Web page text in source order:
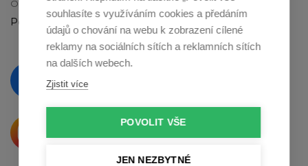
souhlasíte s využíváním cookies a předáním
údajů o chování na webu k zobrazení cílené
reklamy na sociálních sítích a reklamních sítích
na dalších webech.
Zjistit více
POVOLIT VŠE
JEN NEZBYTNÉ
OTEVÍRACÍ DOBA
Po - Pá: 9:00 - 12:00 a 13:00 - 16:30
naFacebooku
Krásné produkty si přímo říkají
o sdílení naInstagramu